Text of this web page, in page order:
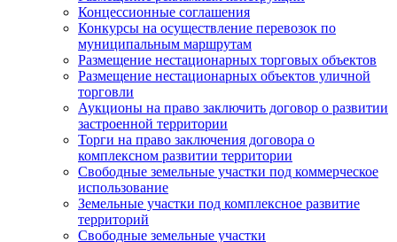
Концессионные соглашения
Конкурсы на осуществление перевозок по
муниципальным маршрутам
Размещение нестационарных торговых объектов
Размещение нестационарных объектов уличной
торговли
Аукционы на право заключить договор о развитии
застроенной территории
Торги на право заключения договора о
комплексном развитии территории
Свободные земельные участки под коммерческое
использование
Земельные участки под комплексное развитие
территорий
Свободные земельные участки